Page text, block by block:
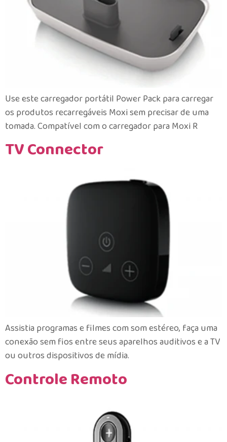
Use este carregador portátil Power Pack para carregar
os produtos recarregáveis Moxi sem precisar de uma
tomada. Compatível com o carregador para Moxi R
TV Connector
Assistia programas e filmes com som estéreo, faça uma
conexão sem fios entre seus aparelhos auditivos e a TV
ou outros dispositivos de mídia.
Controle Remoto